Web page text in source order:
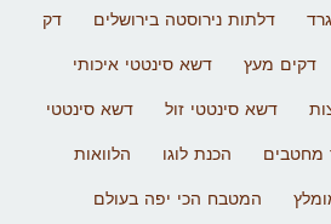
דלתות נירוסטה בירושלים
דק
דקים מעץ
דשא סינטטי איכותי
דשא סינטטי זול
דשא סינטטי
מחטבים הכנת לוגו
הלוואות
המטבח הכי יפה בעולם